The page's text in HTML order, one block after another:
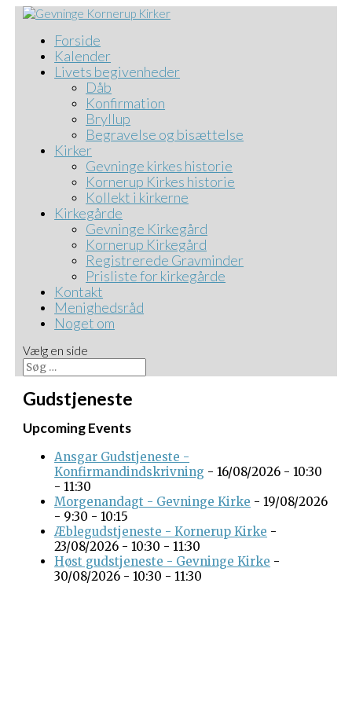
Forside
Kalender
Livets begivenheder
Dåb
Konfirmation
Bryllup
Begravelse og bisættelse
Kirker
Gevninge kirkes historie
Kornerup Kirkes historie
Kollekt i kirkerne
Kirkegårde
Gevninge Kirkegård
Kornerup Kirkegård
Registrerede Gravminder
Prisliste for kirkegårde
Kontakt
Menighedsråd
Noget om
Vælg en side
Gudstjeneste
Upcoming Events
Ansgar Gudstjeneste -
Konfirmandindskrivning - 16/08/2026 - 10:30
- 11:30
Morgenandagt - Gevninge Kirke - 19/08/2026
- 9:30 - 10:15
Æblegudstjeneste - Kornerup Kirke -
23/08/2026 - 10:30 - 11:30
Høst gudstjeneste - Gevninge Kirke -
30/08/2026 - 10:30 - 11:30